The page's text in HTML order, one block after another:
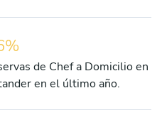
de Chef a Domicilio en
en el último año.